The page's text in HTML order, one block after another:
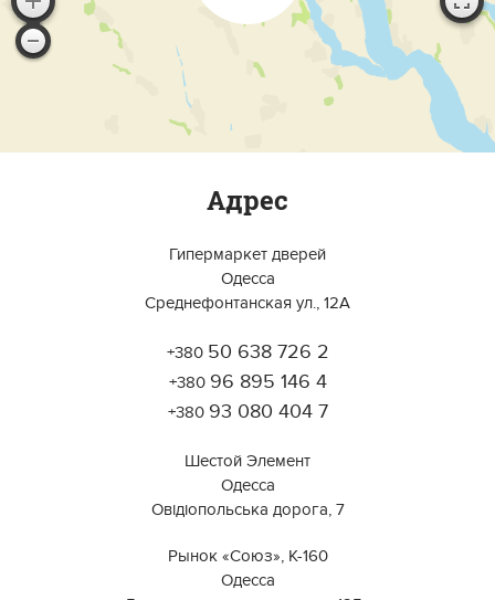
Работает на API 2ГИС
Для корректной работы Raster JS API нужен ключ. Помощь:
Адрес
Гипермаркет дверей
Одесса
Среднефонтанская ул., 12А
+380 50 638 726 2
+380 96 895 146 4
+380 93 080 404 7
Шестой Элемент
Одесса
Овідіопольська дорога, 7
Рынок «Союз», К-160
Одесса